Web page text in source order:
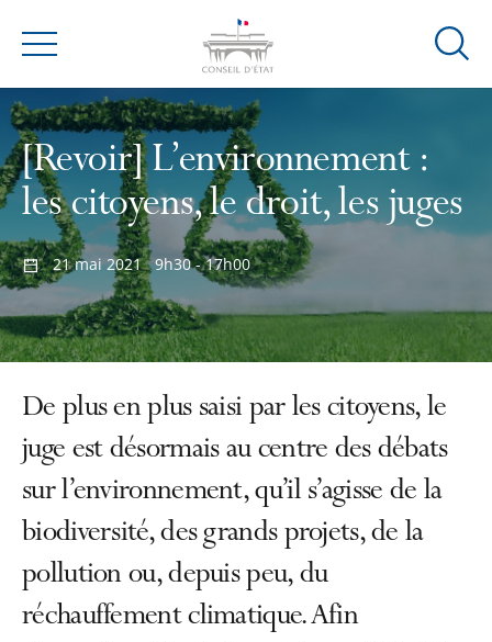
Menu
Ouvrir
[Revoir] L’environnement :
les citoyens, le droit, les juges
21 mai 2021 9h30 - 17h00
De plus en plus saisi par les citoyens, le
juge est désormais au centre des débats
sur l’environnement, qu’il s’agisse de la
biodiversité, des grands projets, de la
pollution ou, depuis peu, du
réchauffement climatique. Afin